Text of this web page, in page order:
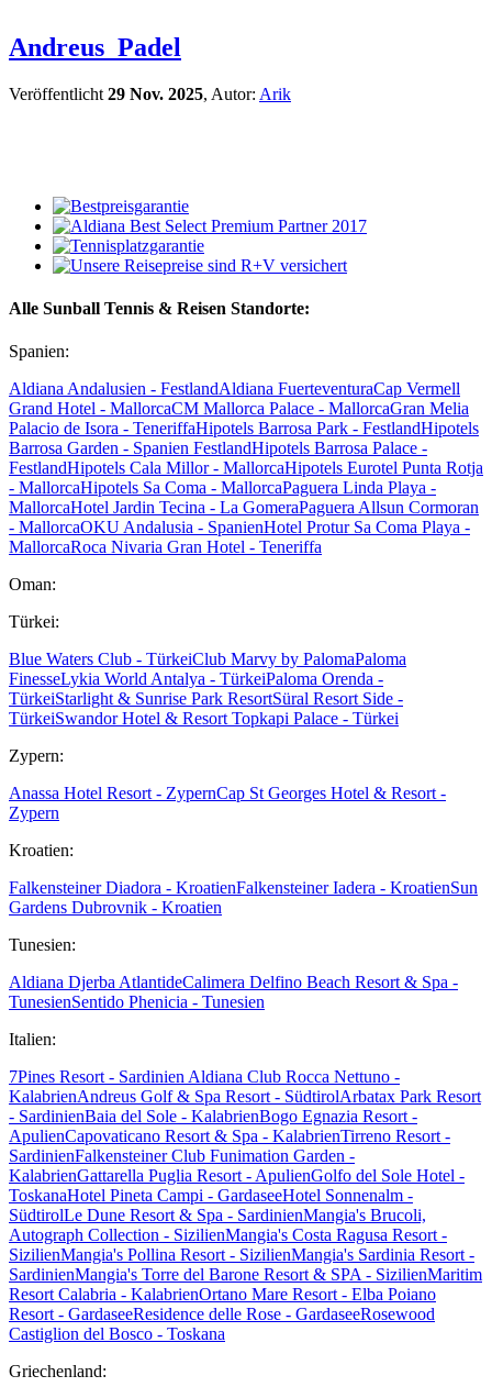
Andreus_Padel
Veröffentlicht 29 Nov. 2025, Autor: Arik
Alle Sunball Tennis & Reisen Standorte:
Spanien:
Aldiana Andalusien - FestlandAldiana FuerteventuraCap Vermell
Grand Hotel - MallorcaCM Mallorca Palace - MallorcaGran Melia
Palacio de Isora - TeneriffaHipotels Barrosa Park - FestlandHipotels
Barrosa Garden - Spanien FestlandHipotels Barrosa Palace -
FestlandHipotels Cala Millor - MallorcaHipotels Eurotel Punta Rotja
- MallorcaHipotels Sa Coma - MallorcaPaguera Linda Playa -
MallorcaHotel Jardin Tecina - La GomeraPaguera Allsun Cormoran
- MallorcaOKU Andalusia - SpanienHotel Protur Sa Coma Playa -
MallorcaRoca Nivaria Gran Hotel - Teneriffa
Oman:
Türkei:
Blue Waters Club - TürkeiClub Marvy by PalomaPaloma
FinesseLykia World Antalya - TürkeiPaloma Orenda -
TürkeiStarlight & Sunrise Park ResortSüral Resort Side -
TürkeiSwandor Hotel & Resort Topkapi Palace - Türkei
Zypern:
Anassa Hotel Resort - ZypernCap St Georges Hotel & Resort -
Zypern
Kroatien:
Falkensteiner Diadora - KroatienFalkensteiner Iadera - KroatienSun
Gardens Dubrovnik - Kroatien
Tunesien:
Aldiana Djerba AtlantideCalimera Delfino Beach Resort & Spa -
TunesienSentido Phenicia - Tunesien
Italien:
7Pines Resort - Sardinien Aldiana Club Rocca Nettuno -
KalabrienAndreus Golf & Spa Resort - SüdtirolArbatax Park Resort
- SardinienBaia del Sole - KalabrienBogo Egnazia Resort -
ApulienCapovaticano Resort & Spa - KalabrienTirreno Resort -
SardinienFalkensteiner Club Funimation Garden -
KalabrienGattarella Puglia Resort - ApulienGolfo del Sole Hotel -
ToskanaHotel Pineta Campi - GardaseeHotel Sonnenalm -
SüdtirolLe Dune Resort & Spa - SardinienMangia's Brucoli,
Autograph Collection - SizilienMangia's Costa Ragusa Resort -
SizilienMangia's Pollina Resort - SizilienMangia's Sardinia Resort -
SardinienMangia's Torre del Barone Resort & SPA - SizilienMaritim
Resort Calabria - KalabrienOrtano Mare Resort - Elba Poiano
Resort - GardaseeResidence delle Rose - GardaseeRosewood
Castiglion del Bosco - Toskana
Griechenland: